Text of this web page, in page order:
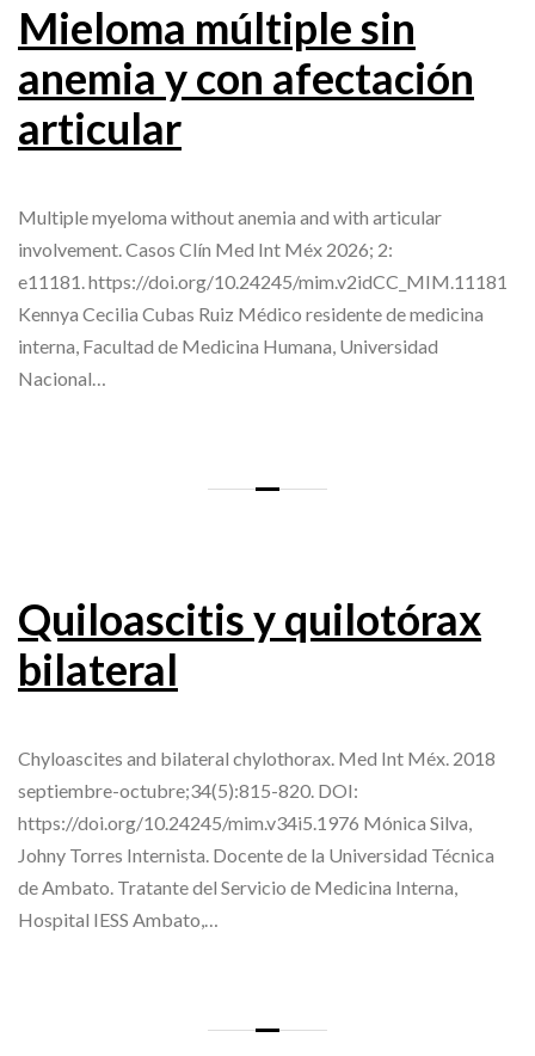
Mieloma múltiple sin
anemia y con afectación
articular
Multiple myeloma without anemia and with articular
involvement. Casos Clín Med Int Méx 2026; 2:
e11181. https://doi.org/10.24245/mim.v2idCC_MIM.11181
Kennya Cecilia Cubas Ruiz Médico residente de medicina
interna, Facultad de Medicina Humana, Universidad
Nacional…
Quiloascitis y quilotórax
bilateral
Chyloascites and bilateral chylothorax. Med Int Méx. 2018
septiembre-octubre;34(5):815-820. DOI:
https://doi.org/10.24245/mim.v34i5.1976 Mónica Silva,
Johny Torres Internista. Docente de la Universidad Técnica
de Ambato. Tratante del Servicio de Medicina Interna,
Hospital IESS Ambato,…